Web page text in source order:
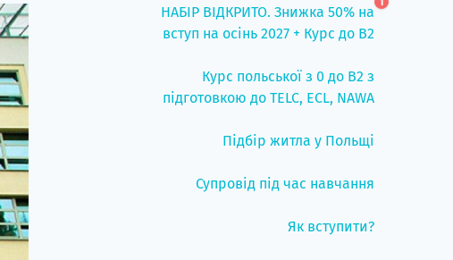
НАБІР ВІДКРИТО. Знижка 50% на
вступ на осінь 2027 + Курс до B2
Курс польської з 0 до B2 з
підготовкою до TELC, ECL, NAWA
Підбір житла у Польщі
Супровід під час навчання
Як вступити?